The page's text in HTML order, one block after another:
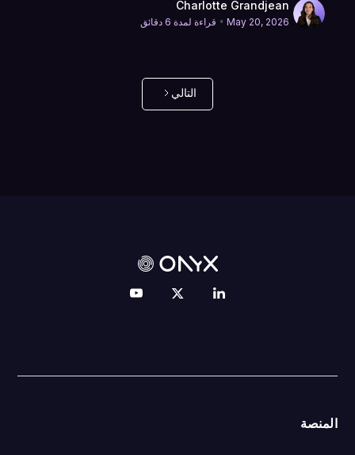
Charlotte Grandjean
May 20, 2026
• قراءة لمدة 6 دقائق
التالي
المنصة